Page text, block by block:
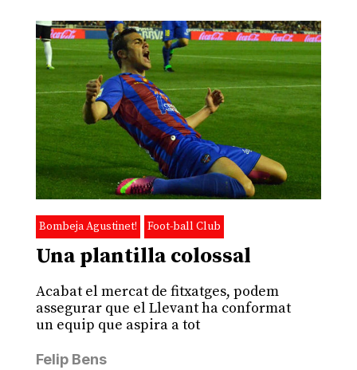
Bombeja Agustinet! Foot-ball Club
Una plantilla colossal
Acabat el mercat de fitxatges, podem
assegurar que el Llevant ha conformat
un equip que aspira a tot
Felip Bens